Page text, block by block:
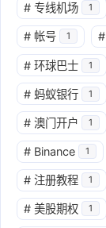
# 专线机场 1
# 帐号 1 #
# 环球巴士 1
# 蚂蚁银行 1
# 澳门开户 1
# Binance 1
# 注册教程 1
# 美股期权 1